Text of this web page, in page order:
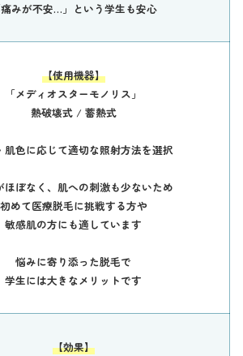
痛みが不安…」という学生も安心
【使用機器】
「メディオスターモノリス」
熱破壊式 / 蓄熱式
肌色に応じて適切な照射方法を選択
ほぼなく、肌への刺激も少ないため
初めて医療脱毛に挑戦する方や
敏感肌の方にも適しています
悩みに寄り添った脱毛で
学生には大きなメリットです
【効果】